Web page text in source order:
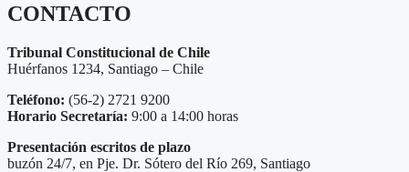
CONTACTO
Tribunal Constitucional de Chile
Huérfanos 1234, Santiago – Chile
Teléfono: (56-2) 2721 9200
Horario Secretaría: 9:00 a 14:00 horas
Presentación escritos de plazo
buzón 24/7, en Pje. Dr. Sótero del Río 269, Santiago